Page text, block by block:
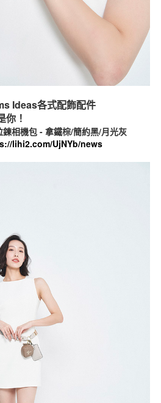
Ideas各式配飾配件
你！
鍊相機包 - 拿鐵棕/簡約黑/月光灰
lihi2.com/UjNYb/news